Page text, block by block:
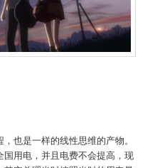
也是一样的线性思维的产物。
用电，并且电费不会提高，现